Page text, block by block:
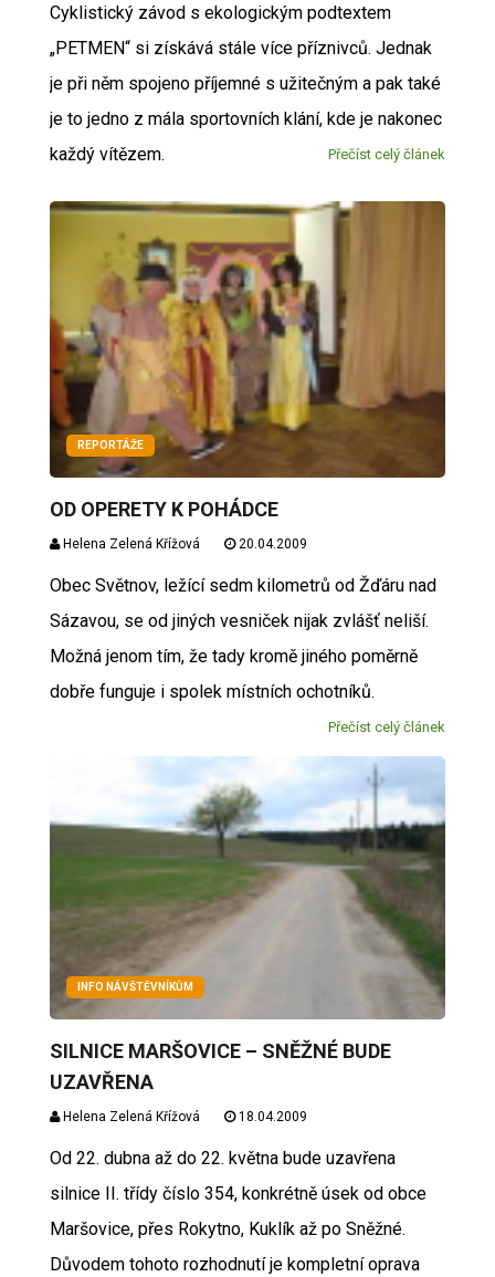
Cyklistický závod s ekologickým podtextem
„PETMEN“ si získává stále více příznivců. Jednak
je při něm spojeno příjemné s užitečným a pak také
je to jedno z mála sportovních klání, kde je nakonec
každý vítězem.
Přečíst celý článek
REPORTÁŽE
OD OPERETY K POHÁDCE
Helena Zelená Křížová 20.04.2009
Obec Světnov, ležící sedm kilometrů od Žďáru nad
Sázavou, se od jiných vesniček nijak zvlášť neliší.
Možná jenom tím, že tady kromě jiného poměrně
dobře funguje i spolek místních ochotníků.
Přečíst celý článek
INFO NÁVŠTĚVNÍKŮM
SILNICE MARŠOVICE – SNĚŽNÉ BUDE
UZAVŘENA
Helena Zelená Křížová 18.04.2009
Od 22. dubna až do 22. května bude uzavřena
silnice II. třídy číslo 354, konkrétně úsek od obce
Maršovice, přes Rokytno, Kuklík až po Sněžné.
Důvodem tohoto rozhodnutí je kompletní oprava